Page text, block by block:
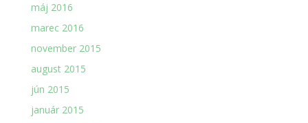
máj 2016
marec 2016
november 2015
august 2015
jún 2015
január 2015